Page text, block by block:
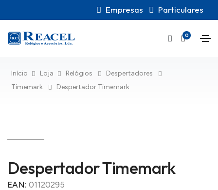
Empresas Particulares
0
Início Loja Relógios
Despertadores
Timemark
Despertador Timemark
Despertador Timemark
EAN: 01120295